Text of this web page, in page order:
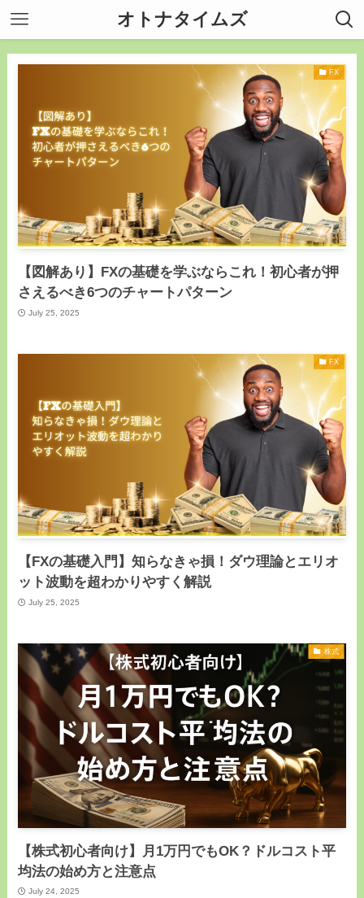
オトナタイムズ
FX
【図解あり】FXの基礎を学ぶならこれ！初心者が押
さえるべき6つのチャートパターン
July 25, 2025
FX
【FXの基礎入門】知らなきゃ損！ダウ理論とエリオ
ット波動を超わかりやすく解説
July 25, 2025
株式
【株式初心者向け】月1万円でもOK？ドルコスト平
均法の始め方と注意点
July 24, 2025